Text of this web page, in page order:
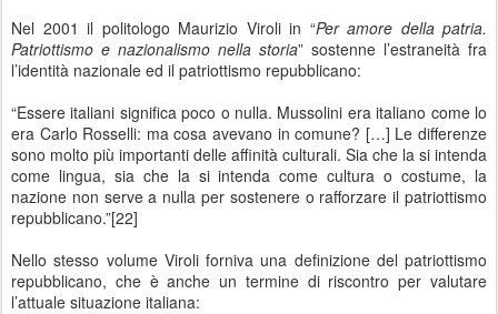
Nel 2001 il politologo Maurizio Viroli in “Per amore della patria.
Patriottismo e nazionalismo nella storia” sostenne l’estraneità fra
l’identità nazionale ed il patriottismo repubblicano:
“Essere italiani significa poco o nulla. Mussolini era italiano come lo
era Carlo Rosselli: ma cosa avevano in comune? […] Le differenze
sono molto più importanti delle affinità culturali. Sia che la si intenda
come lingua, sia che la si intenda come cultura o costume, la
nazione non serve a nulla per sostenere o rafforzare il patriottismo
repubblicano.”[22]
Nello stesso volume Viroli forniva una definizione del patriottismo
repubblicano, che è anche un termine di riscontro per valutare
l’attuale situazione italiana: